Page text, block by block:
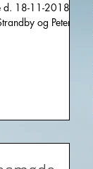
d. 18-11-2018 i
og Peter